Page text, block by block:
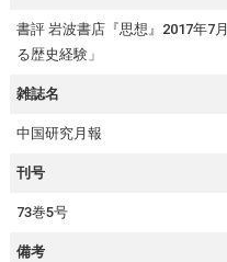
書評 岩波書店『思想』2017年7
る歴史経験」
雑誌名
中国研究月報
刊号
73巻5号
備考